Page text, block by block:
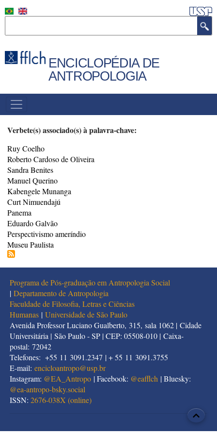
para
conteúdo
ENCICLOPÉDIA DE
ANTROPOLOGIA
MENU
PRINCIPAL
Verbete(s) associado(s) à palavra-chave:
Ruy Coelho
Roberto Cardoso de Oliveira
Sandra Benites
Manuel Querino
Kabengele Munanga
Curt Nimuendajú
Panema
Eduardo Galvão
Perspectivismo ameríndio
Museu Paulista
Programa de Pós-graduação em Antropologia Social
| Departamento de Antropologia
Faculdade de Filosofia, Letras e Ciências
Humanas | Universidade de São Paulo
Avenida Professor Luciano Gualberto, 315, sala 1062 | Cidade
Universitária | São Paulo - SP | CEP: 05508-010 | Caixa-
postal: 72042
Telefones: +55 11 3091.2347 | + 55 11 3091.3755
E-mail: encicloantropo@usp.br
Instagram: @EA_Antropo | Facebook: @eafflch | Bluesky:
@ea-antropo-bsky.social
ISSN: 2676-038X (online)